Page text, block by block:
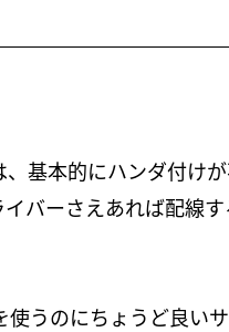
基本的にハンダ付け
バーさえあれば配線
うのにちょうど良い